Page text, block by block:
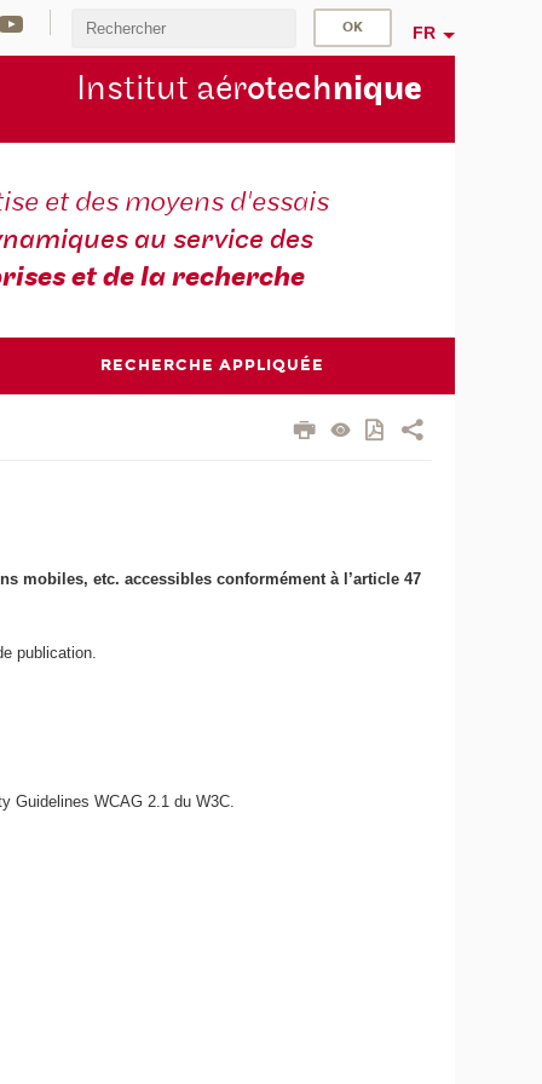
FR
Institut aérotechnique
et des moyens d'essais
au service des
et de la recherche
RECHERCHE APPLIQUÉE
mobiles, etc. accessibles conformément à l’article 47
publication.
Guidelines WCAG 2.1 du W3C.